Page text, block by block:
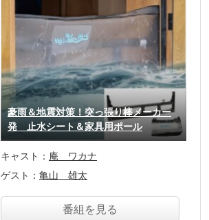
豪雨＆地震対策！突っ張り棒メーカー
発 止水シート＆家具用ポール
キャスト： 庵 ワカナ
ゲスト： 亀山 雄太
番組を見る